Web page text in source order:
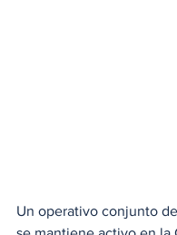
Un operativo conjunto